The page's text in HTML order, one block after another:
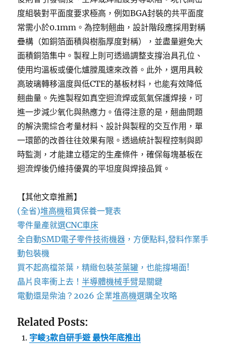
度組裝對平面度要求極高，例如BGA封裝的共平面度
常需小於0.1mm。為控制翹曲，設計階段應採用對稱
疊構（如銅箔面積與樹脂厚度對稱），並盡量避免大
面積銅箔集中。製程上則可透過調整支撐治具孔位、
使用均溫板或優化爐膛風速來改善。此外，選用具較
高玻璃轉移溫度與低CTE的基板材料，也能有效降低
翹曲量。先進製程如真空迴流焊或氮氣保護焊接，可
進一步減少氧化與熱應力。值得注意的是，翹曲問題
的解決需綜合考量材料、設計與製程的交互作用，單
一環節的改善往往效果有限。透過統計製程控制與即
時監測，才能建立穩定的生產條件，確保每塊基板在
迴流焊後仍維持優異的平坦度與焊接品質。
【其他文章推薦】
(全省)堆高機租賃保養一覽表
零件量產就選CNC車床
全自動SMD電子零件技術機器 ，方便點料,發料作業手
動包裝機
買不起高檔茶葉，精緻包裝茶葉罐 ，也能撐場面!
晶片良率衝上去！半導體機械手臂是關鍵
電動還是柴油？2026 企業堆高機選購全攻略
Related Posts:
宇峻3款自研手遊 最快年底推出